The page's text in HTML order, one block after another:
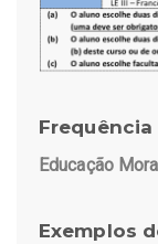
Educação
Exemplos